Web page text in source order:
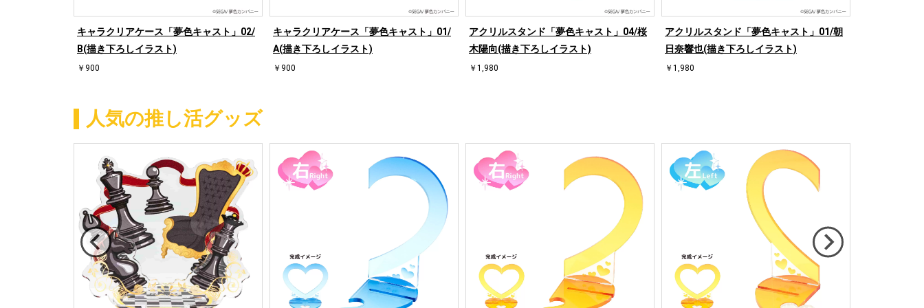
キャラクリアケース「夢色キャスト」02/
B(描き下ろしイラスト)
￥900
キャラクリアケース「夢色キャスト」01/
A(描き下ろしイラスト)
￥900
アクリルスタンド「夢色キャスト」04/桜
木陽向(描き下ろしイラスト)
￥1,980
アクリルスタンド「夢色キャスト」01/朝
日奈響也(描き下ろしイラスト)
￥1,980
人気の推し活グッズ